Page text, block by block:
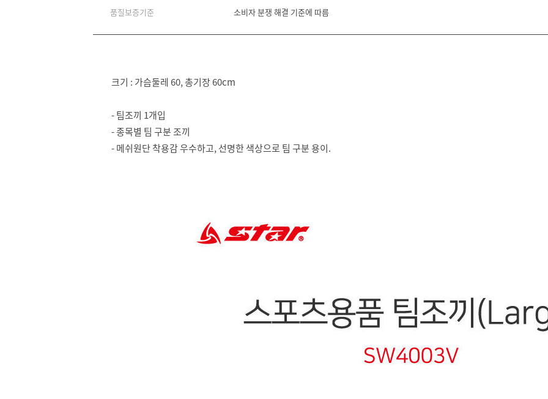
품질보증기준
소비자 분쟁 해결 기준에 따름
크기 : 가슴둘레 60, 총기장 60cm
- 팀조끼 1개입
- 종목별 팀 구분 조끼
- 메쉬원단 착용감 우수하고, 선명한 색상으로 팀 구분 용이.